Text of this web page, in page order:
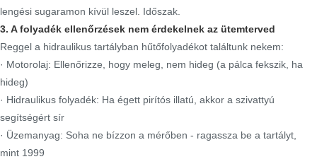
lengési sugaramon kívül leszel. Időszak.
3. A folyadék ellenőrzések nem érdekelnek az ütemterved
Reggel a hidraulikus tartályban hűtőfolyadékot találtunk nekem:
· Motorolaj: Ellenőrizze, hogy meleg, nem hideg (a pálca fekszik, ha
hideg)
· Hidraulikus folyadék: Ha égett pirítós illatú, akkor a szivattyú
segítségért sír
· Üzemanyag: Soha ne bízzon a mérőben - ragassza be a tartályt,
mint 1999